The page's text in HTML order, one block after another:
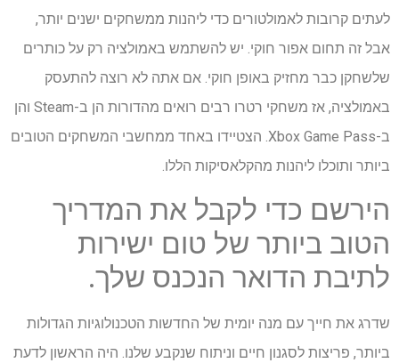
לעתים קרובות לאמולטורים כדי ליהנות ממשחקים ישנים יותר,
אבל זה תחום אפור חוקי. יש להשתמש באמולציה רק ​​על כותרים
שלשחקן כבר מחזיק באופן חוקי. אם אתה לא רוצה להתעסק
באמולציה, אז משחקי רטרו רבים רואים מהדורות הן ב-Steam והן
ב-Xbox Game Pass. הצטיידו באחד ממחשבי המשחקים הטובים
ביותר ותוכלו ליהנות מהקלאסיקות הללו.
הירשם כדי לקבל את המדריך
הטוב ביותר של טום ישירות
לתיבת הדואר הנכנס שלך.
שדרג את חייך עם מנה יומית של החדשות הטכנולוגיות הגדולות
ביותר, פריצות לסגנון חיים וניתוח שנקבע שלנו. היה הראשון לדעת